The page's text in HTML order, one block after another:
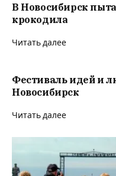
В Новосибирск
крокодила
Читать далее
Фестиваль идей и
Новосибирск
Читать далее